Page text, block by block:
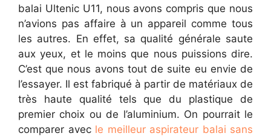
balai Ultenic U11, nous avons compris que nous
n’avions pas affaire à un appareil comme tous
les autres. En effet, sa qualité générale saute
aux yeux, et le moins que nous puissions dire.
C’est que nous avons tout de suite eu envie de
l’essayer. Il est fabriqué à partir de matériaux de
très haute qualité tels que du plastique de
premier choix ou de l’aluminium. On pourrait le
comparer avec le meilleur aspirateur balai sans